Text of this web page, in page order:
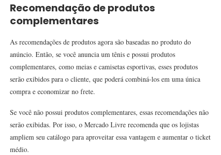
Recomendação de produtos
complementares
As recomendações de produtos agora são baseadas no produto do
anúncio. Então, se você anuncia um tênis e possui produtos
complementares, como meias e camisetas esportivas, esses produtos
serão exibidos para o cliente, que poderá combiná-los em uma única
compra e economizar no frete.
Se você não possui produtos complementares, essas recomendações não
serão exibidas. Por isso, o Mercado Livre recomenda que os lojistas
ampliem seu catálogo para aproveitar essa vantagem e aumentar o ticket
médio.